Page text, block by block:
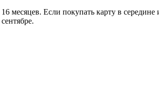
месяцев. Если покупать карту в